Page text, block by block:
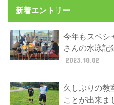
新着エントリー
今年もスペシ
さんの水泳記
2023.10.02
久しぶりの教
ことが出来ま